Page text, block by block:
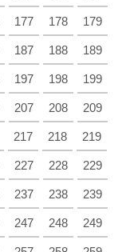
177 178 179
187 188 189
197 198 199
207 208 209
217 218 219
227 228 229
237 238 239
247 248 249